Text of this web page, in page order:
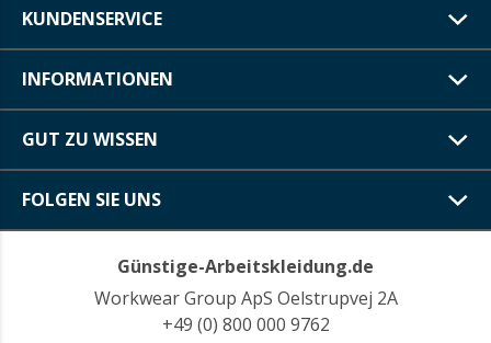
KUNDENSERVICE
INFORMATIONEN
GUT ZU WISSEN
FOLGEN SIE UNS
Günstige-Arbeitskleidung.de
Workwear Group ApS Oelstrupvej 2A
+49 (0) 800 000 9762